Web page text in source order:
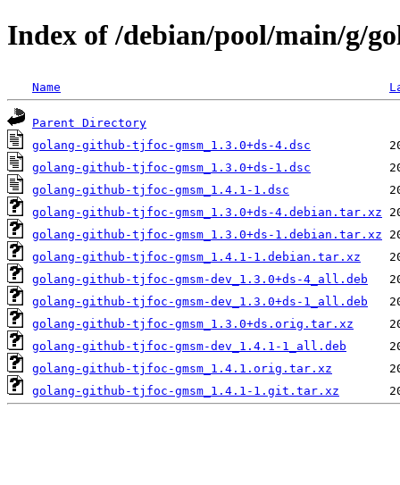
Index of /debian/pool/main/g/
Name
Parent Directory
golang-github-tjfoc-gmsm_1.3.0+ds-4.dsc
golang-github-tjfoc-gmsm_1.3.0+ds-1.dsc
golang-github-tjfoc-gmsm_1.4.1-1.dsc
golang-github-tjfoc-gmsm_1.3.0+ds-4.debian.tar.xz
golang-github-tjfoc-gmsm_1.3.0+ds-1.debian.tar.xz
golang-github-tjfoc-gmsm_1.4.1-1.debian.tar.xz
golang-github-tjfoc-gmsm-dev_1.3.0+ds-4_all.deb
golang-github-tjfoc-gmsm-dev_1.3.0+ds-1_all.deb
golang-github-tjfoc-gmsm_1.3.0+ds.orig.tar.xz
golang-github-tjfoc-gmsm-dev_1.4.1-1_all.deb
golang-github-tjfoc-gmsm_1.4.1.orig.tar.xz
golang-github-tjfoc-gmsm_1.4.1-1.git.tar.xz